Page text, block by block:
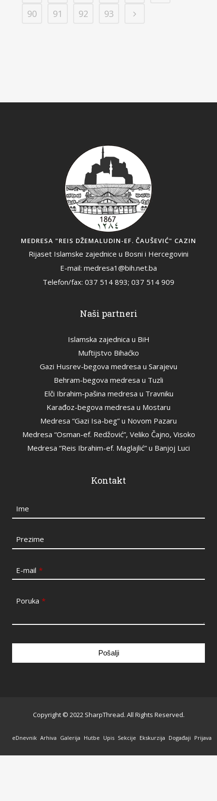
90
91 92 93
MEDRESA "REIS DŽEMALUDIN-EF. ČAUŠEVIĆ" CAZIN
Rijaset Islamske zajednice u Bosni i Hercegovini
E-mail: medresa1@bih.net.ba
Telefon/fax: 037 514 893; 037 514 909
Naši partneri
Islamska zajednica u BiH
Muftijstvo Bihaćko
Gazi Husrev-begova medresa u Sarajevu
Behram-begova medresa u Tuzli
Elči Ibrahim-pašina medresa u Travniku
Karađoz-begova medresa u Mostaru
Medresa “Gazi Isa-beg” u Novom Pazaru
Medresa “Osman-ef. Redžović”, Veliko Čajno, Visoko
Medresa “Reis Ibrahim-ef. Maglajlić” u Banjoj Luci
Kontakt
Ime
Prezime
E-mail *
Poruka *
Pošalji
blank
Copyright © 2022 SharpThread. All Rights Reserved.
eDnevnik Arhiva Galerija Hutbe Upis Sekcije Ekskurzija Događaji Prijava